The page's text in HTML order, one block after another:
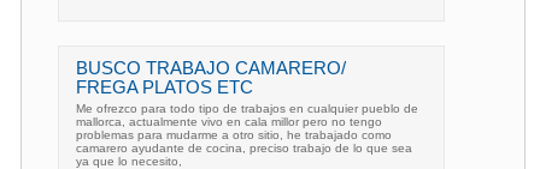
BUSCO TRABAJO CAMARERO/
FREGA PLATOS ETC
Me ofrezco para todo tipo de trabajos en cualquier pueblo de
mallorca, actualmente vivo en cala millor pero no tengo
problemas para mudarme a otro sitio, he trabajado como
camarero ayudante de cocina, preciso trabajo de lo que sea
ya que lo necesito,